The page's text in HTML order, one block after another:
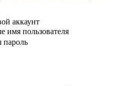
аккаунт
имя пользователя